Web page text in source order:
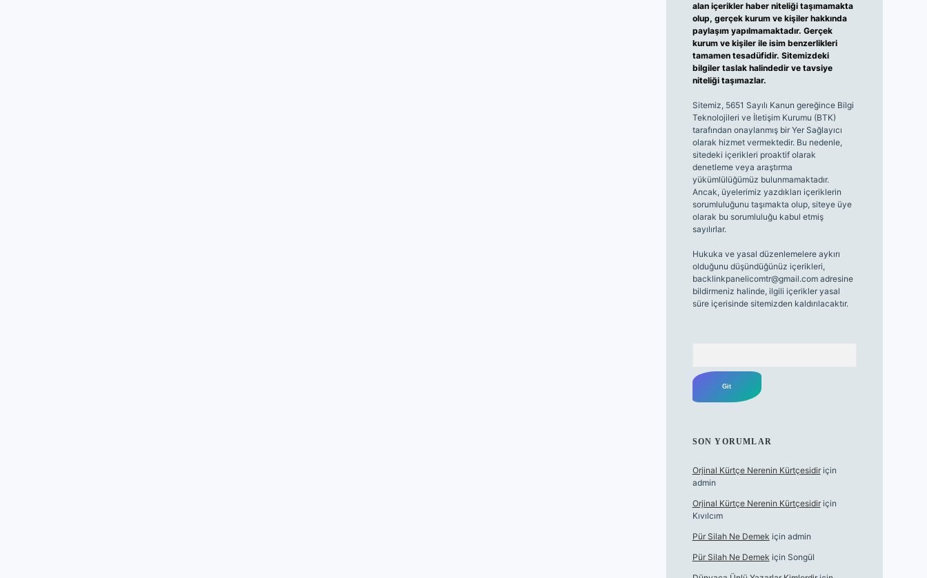
alan içerikler haber niteliği taşımamakta
olup, gerçek kurum ve kişiler hakkında
paylaşım yapılmamaktadır. Gerçek
kurum ve kişiler ile isim benzerlikleri
tamamen tesadüfidir. Sitemizdeki
bilgiler taslak halindedir ve tavsiye
niteliği taşımazlar.
Sitemiz, 5651 Sayılı Kanun gereğince Bilgi
Teknolojileri ve İletişim Kurumu (BTK)
tarafından onaylanmış bir Yer Sağlayıcı
olarak hizmet vermektedir. Bu nedenle,
sitedeki içerikleri proaktif olarak
denetleme veya araştırma
yükümlülüğümüz bulunmamaktadır.
Ancak, üyelerimiz yazdıkları içeriklerin
sorumluluğunu taşımakta olup, siteye üye
olarak bu sorumluluğu kabul etmiş
sayılırlar.
Hukuka ve yasal düzenlemelere aykırı
olduğunu düşündüğünüz içerikleri,
backlinkpanelicomtr@gmail.comadresine
bildirmeniz halinde, ilgili içerikler yasal
süre içerisinde sitemizden kaldırılacaktır.
SON YORUMLAR
Orjinal Kürtçe Nerenin Kürtçesidiriçin
admin
Orjinal Kürtçe Nerenin Kürtçesidiriçin
Kıvılcım
Pür Silah Ne Demek için admin
Pür Silah Ne Demek için Songül